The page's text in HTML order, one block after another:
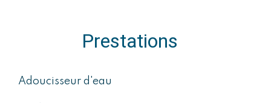
Prestations
Adoucisseur d'eau